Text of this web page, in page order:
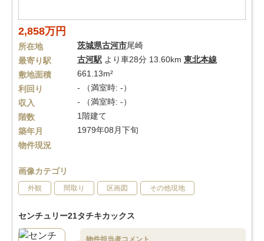
2,858万円
所在地 茨城県古河市尾崎
最寄り駅
古河駅 より車28分 13.60km 東北本線
敷地面積
661.13m²
利回り
- （満室時: -）
収入
- （満室時: -）
階数
1階建て
築年月
1979年08月下旬
物件現況
画像カテゴリ
外観 間取り 区画図 その他現地
センチュリー21タチキカックス
物件担当者コメント